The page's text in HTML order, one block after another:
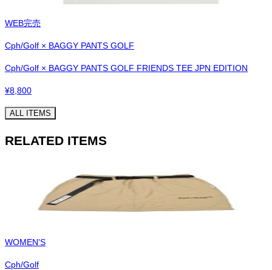
WEB完売
Cph/Golf × BAGGY PANTS GOLF
Cph/Golf × BAGGY PANTS GOLF FRIENDS TEE JPN EDITION
¥8,800
ALL ITEMS
RELATED ITEMS
WOMEN'S
Cph/Golf